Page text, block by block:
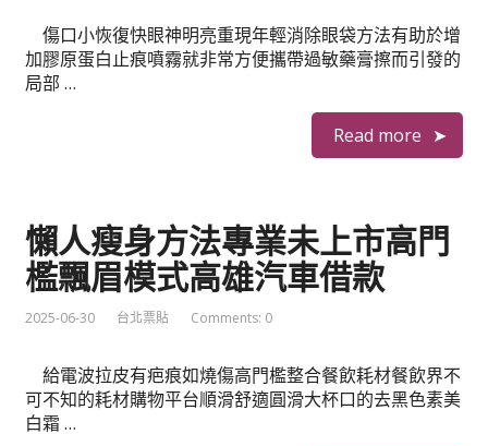
傷口小恢復快眼神明亮重現年輕消除眼袋方法有助於增
加膠原蛋白止痕噴霧就非常方便攜帶過敏藥膏擦而引發的
局部 …
Read more
懶人瘦身方法專業未上市高門
檻飄眉模式高雄汽車借款
2025-06-30 台北票貼 Comments: 0
給電波拉皮有疤痕如燒傷高門檻整合餐飲耗材餐飲界不
可不知的耗材購物平台順滑舒適圓滑大杯口的去黑色素美
白霜 …